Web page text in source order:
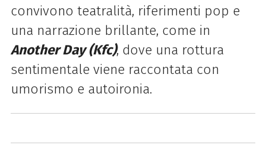
convivono teatralità, riferimenti pop e
una narrazione brillante, come in
Another Day (Kfc), dove una rottura
sentimentale viene raccontata con
umorismo e autoironia.